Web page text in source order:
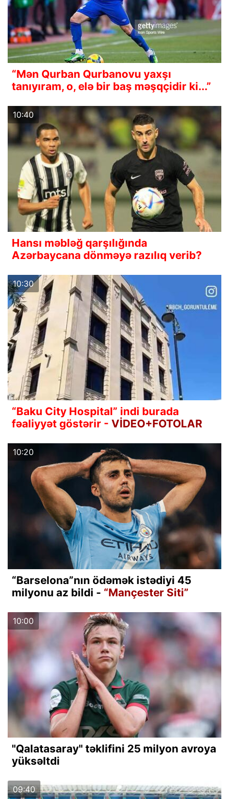
“Mən Qurban Qurbanovu yaxşı
tanıyıram, o, elə bir baş məşqçidir ki...”
10:40
Hansı məbləğ qarşılığında
Azərbaycana dönməyə razılıq verib?
10:30
“Baku City Hospital” indi burada
fəaliyyət göstərir - VİDEO+FOTOLAR
10:20
“Barselona”nın ödəmək istədiyi 45
milyonu az bildi - “Mançester Siti”
10:00
"Qalatasaray" təklifini 25 milyon avroya
yüksəltdi
09:40